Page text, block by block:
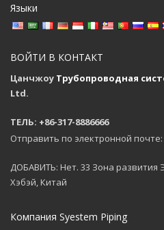
Языки
ВОЙТИ В КОНТАКТ
Цанчжоу Трубопроводная
Ltd.
ТЕЛЬ: +86-317-8886666
Отправить по электронной почте:
ДОБАВИТЬ: Нет. 33 Зона развития
Хэбэй, Китай
Компания Syestem Piping